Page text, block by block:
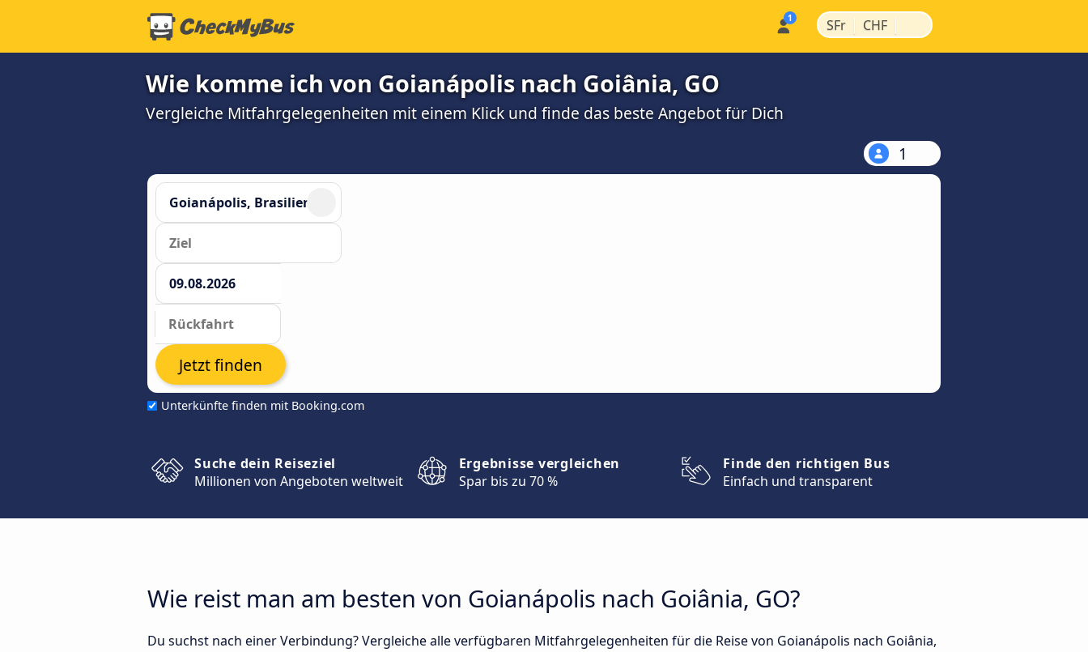
SFr | CHF |
Wie komme ich von Goianápolis nach Goiânia, GO
Vergleiche Mitfahrgelegenheiten mit einem Klick und finde das beste Angebot für Dich
1
Unterkünfte finden mit Booking.com
Jetzt finden
Suche dein Reiseziel
Millionen von Angeboten weltweit
Ergebnisse vergleichen
Spar bis zu 70 %
Finde den richtigen Bus
Einfach und transparent
Wie reist man am besten von Goianápolis nach Goiânia, GO?
Du suchst nach einer Verbindung? Vergleiche alle verfügbaren Mitfahrgelegenheiten für die Reise von Goianápolis nach Goiânia,